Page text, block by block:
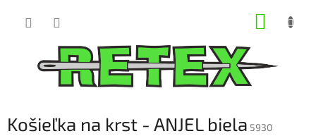
Košieľka na krst - ANJEL biela 5930